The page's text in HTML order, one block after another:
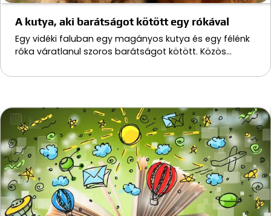
A kutya, aki barátságot kötött egy rókával
Egy vidéki faluban egy magányos kutya és egy félénk
róka váratlanul szoros barátságot kötött. Közös…